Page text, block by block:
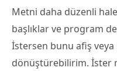
Metni daha düzenli
başlıklar ve program
İstersen bunu afiş
dönüştürebilirim. İster